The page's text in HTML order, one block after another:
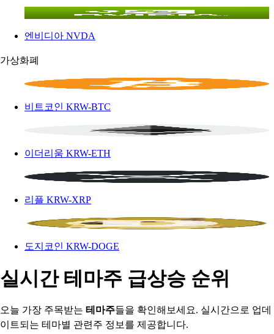
엔비디아 NVDA
가상화폐
비트코인 KRW-BTC
이더리움 KRW-ETH
리플 KRW-XRP
도지코인 KRW-DOGE
실시간 테마주 급상승 순위
오늘 가장 주목받는 테마주들을 확인해보세요. 실시간으로 업데
이트되는 테마별 관련주 정보를 제공합니다.